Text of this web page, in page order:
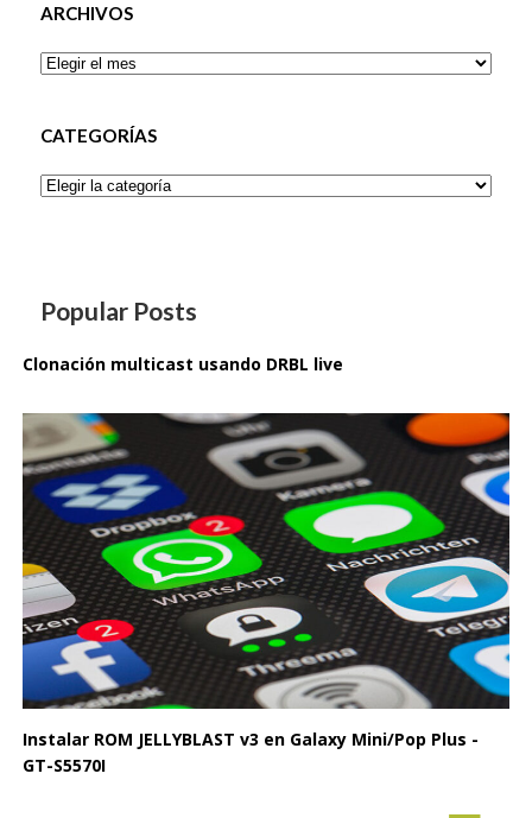
ARCHIVOS
Archivos
CATEGORÍAS
Categorías
Popular Posts
Clonación multicast usando DRBL live
Instalar ROM JELLYBLAST v3 en Galaxy Mini/Pop Plus -
GT-S5570I